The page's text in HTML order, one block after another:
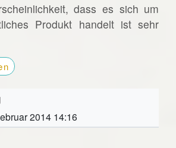
dass es sich um
Produkt handelt ist sehr
2014 14:16